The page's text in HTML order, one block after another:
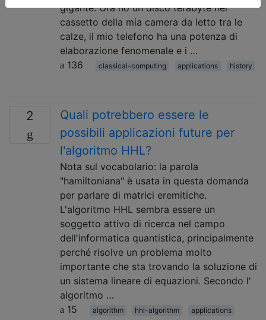
gigante. Ora ho un disco terabyte nel
cassetto della mia camera da letto tra le
calze, il mio telefono ha una potenza di
elaborazione fenomenale e i …
136
classical-computing applications history
2
Quali potrebbero essere le
possibili applicazioni future per
l'algoritmo HHL?
Nota sul vocabolario: la parola
"hamiltoniana" è usata in questa domanda
per parlare di matrici eremitiche.
L'algoritmo HHL sembra essere un
soggetto attivo di ricerca nel campo
dell'informatica quantistica, principalmente
perché risolve un problema molto
importante che sta trovando la soluzione di
un sistema lineare di equazioni. Secondo l'
algoritmo …
15
algorithm hhl-algorithm applications